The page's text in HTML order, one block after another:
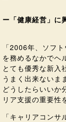
ー「健康経営」に
「2006年、ソフ
を務めるなかでヘ
とても優秀な新入
うまく出来ないま
どうしたらいいか
リア支援の重要性
「キャリアコン